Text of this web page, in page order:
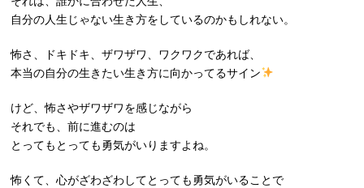
自分の人生じゃない生き方をしているのかもしれない。
怖さ、ドキドキ、ザワザワ、ワクワクであれば、
本当の自分の生きたい生き方に向かってるサイン
けど、怖さやザワザワを感じながら
それでも、前に進むのは
とってもとっても勇気がいりますよね。
怖くて、心がざわざわしてとっても勇気がいることで